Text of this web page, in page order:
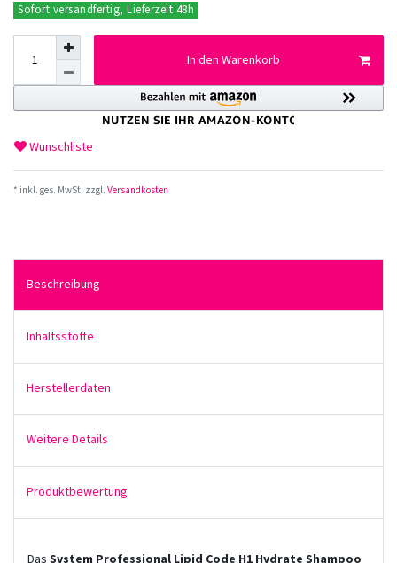
Sofort versandfertig, Lieferzeit 48h
In den Warenkorb
Wunschliste
* inkl. ges. MwSt. zzgl. Versandkosten
Beschreibung
Inhaltsstoffe
Herstellerdaten
Weitere Details
Produktbewertung
Das System Professional Lipid Code H1 Hydrate Shampoo